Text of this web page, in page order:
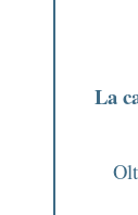
La